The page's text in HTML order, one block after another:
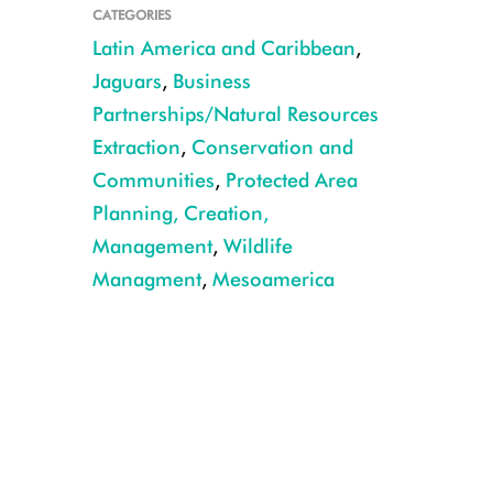
CATEGORIES
Latin America and Caribbean,
Jaguars, Business
Partnerships/Natural Resources
Extraction, Conservation and
Communities, Protected Area
Planning, Creation,
Management, Wildlife
Managment, Mesoamerica